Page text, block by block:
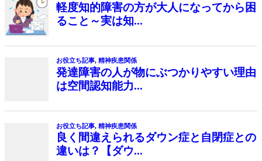
軽度知的障害の方が大人になってから困
ること～実は知...
お役立ち記事, 精神疾患関係
発達障害の人が物にぶつかりやすい理由
は空間認知能力...
お役立ち記事, 精神疾患関係
良く間違えられるダウン症と自閉症との
違いは？【ダウ...